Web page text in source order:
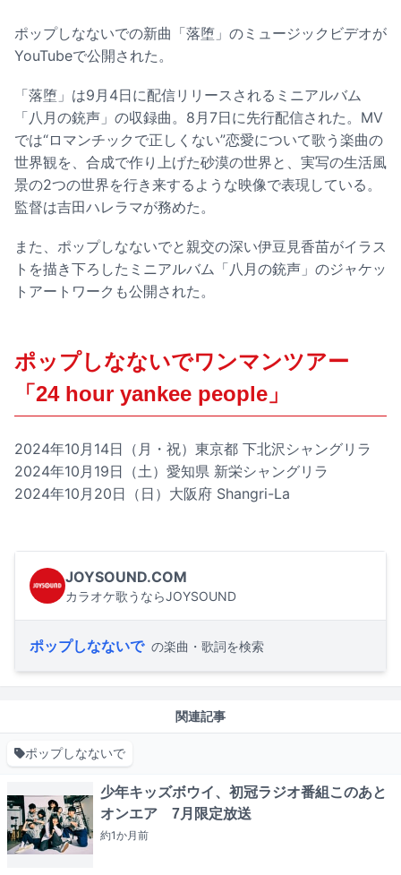
ポップしなないでの新曲「落堕」のミュージックビデオが
YouTubeで公開された。
「落堕」は9月4日に配信リリースされるミニアルバム
「八月の銃声」の収録曲。8月7日に先行配信された。MV
では“ロマンチックで正しくない”恋愛について歌う楽曲の
世界観を、合成で作り上げた砂漠の世界と、実写の生活風
景の2つの世界を行き来するような映像で表現している。
監督は吉田ハレラマが務めた。
また、ポップしなないでと親交の深い伊豆見香苗がイラス
トを描き下ろしたミニアルバム「八月の銃声」のジャケッ
トアートワークも公開された。
ポップしなないでワンマンツアー
「24 hour yankee people」
2024年10月14日（月・祝）東京都 下北沢シャングリラ
2024年10月19日（土）愛知県 新栄シャングリラ
2024年10月20日（日）大阪府 Shangri-La
JOYSOUND.COM
カラオケ歌うならJOYSOUND
ポップしなないで の楽曲・歌詞を検索
関連記事
ポップしなないで
少年キッズボウイ、初冠ラジオ番組このあと
オンエア 7月限定放送
約1か月前